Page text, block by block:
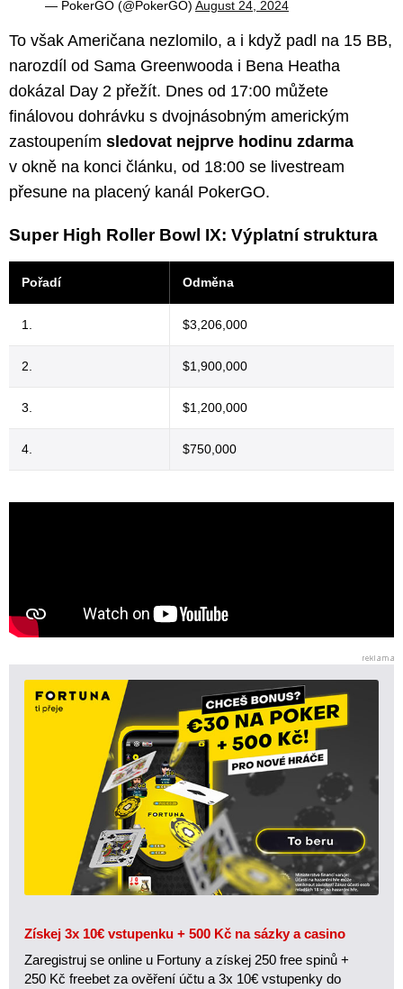
— PokerGO (@PokerGO) August 24, 2024
To však Američana nezlomilo, a i když padl na 15 BB,
narozdíl od Sama Greenwooda i Bena Heatha
dokázal Day 2 přežít. Dnes od 17:00 můžete
finálovou dohrávku s dvojnásobným americkým
zastoupením sledovat nejprve hodinu zdarma
v okně na konci článku, od 18:00 se livestream
přesune na placený kanál PokerGO.
Super High Roller Bowl IX: Výplatní struktura
Pořadí Odměna
1. $3,206,000
2. $1,900,000
3. $1,200,000
4. $750,000
Získej 3x 10€ vstupenku + 500 Kč na sázky a casino
Zaregistruj se online u Fortuny a získej 250 free spinů +
250 Kč freebet za ověření účtu a 3x 10€ vstupenky do